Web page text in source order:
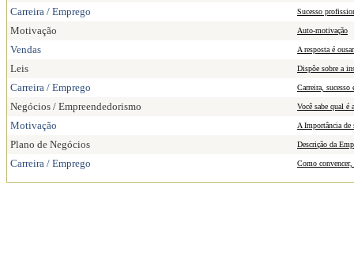
Carreira / Emprego Sucesso
Motivação Auto-motivação
Vendas A resposta é
Leis Dispõe sobre a
Carreira / Emprego Carreira,
Negócios / Empreendedorismo Você sabe qual é
Motivação A Importância de
Plano de Negócios Descrição da
Carreira / Emprego Como convencer,